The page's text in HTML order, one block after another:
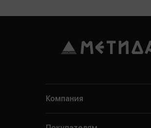
Компания